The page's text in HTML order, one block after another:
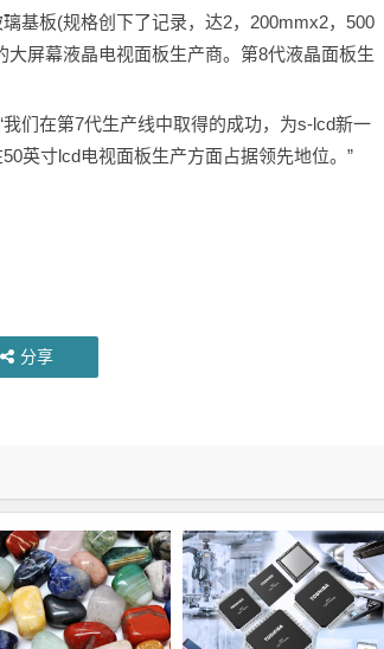
基板(规格创下了记录，达2，200mmx2，500
屏幕液晶电视面板生产商。第8代液晶面板生
们在第7代生产线中取得的成功，为s-lcd新一
英寸lcd电视面板生产方面占据领先地位。”
分享